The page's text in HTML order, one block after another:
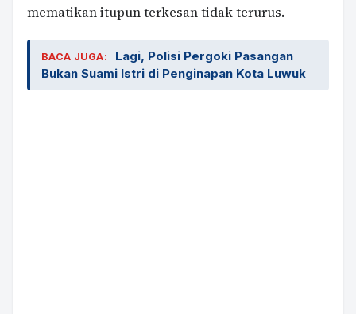
mematikan itupun terkesan tidak terurus.
BACA JUGA:
Lagi, Polisi Pergoki Pasangan
Bukan Suami Istri di Penginapan Kota Luwuk